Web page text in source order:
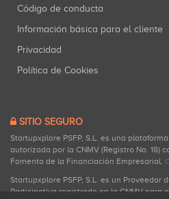
Código de conducta
Información básica para el cliente
Privacidad
Política de Cookies
SITIO SEGURO
Startupxplore PSFP, S.L. es una
autorizada por la CNMV (Registro No. 18)
Fomento de la Financiación Empresarial.
Startupxplore PSFP, S.L. es un Proveedor
Participativa registrado en la CNMV para